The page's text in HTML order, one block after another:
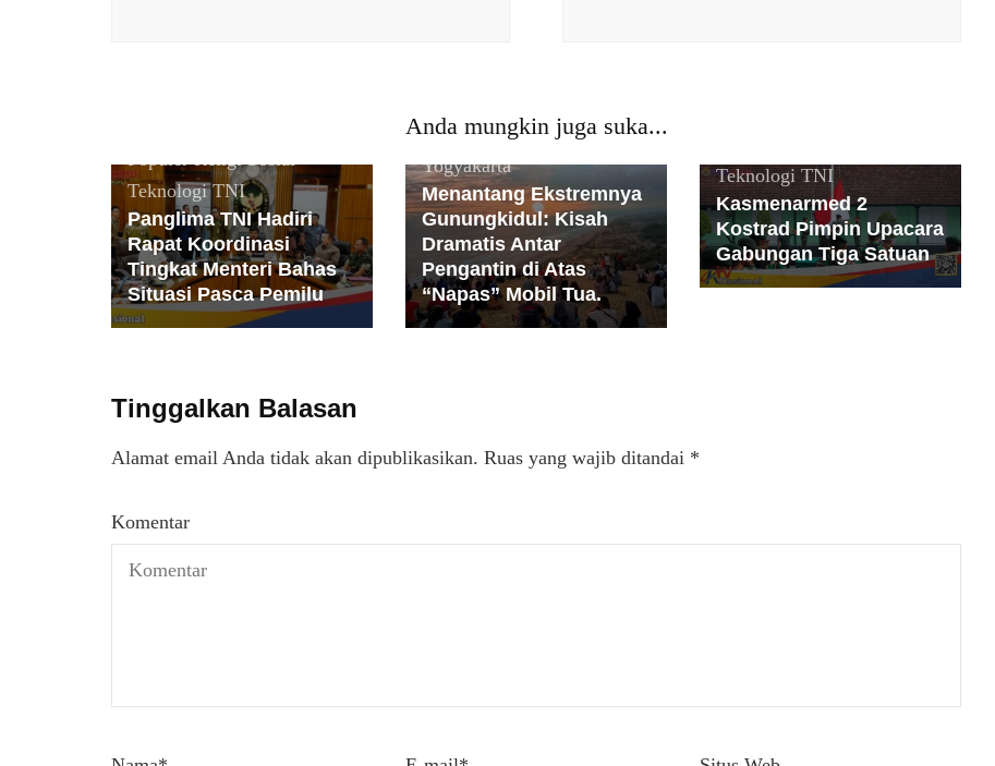
Anda mungkin juga suka...
Teknologi TNI
Panglima TNI Hadiri
Rapat Koordinasi
Tingkat Menteri Bahas
Situasi Pasca Pemilu
Berita terkini Daerah DIY
Yogyakarta
Menantang Ekstremnya
Gunungkidul: Kisah
Dramatis Antar
Pengantin di Atas
“Napas” Mobil Tua.
Teknologi TNI
Kasmenarmed 2
Kostrad Pimpin Upacara
Gabungan Tiga Satuan
Tinggalkan Balasan
Alamat email Anda tidak akan dipublikasikan. Ruas yang wajib ditandai *
Komentar